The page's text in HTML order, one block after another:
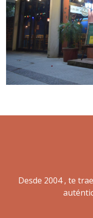
Desde 2004 , te